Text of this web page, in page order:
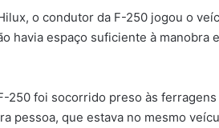
o condutor da F-250 jogou o
havia espaço suficiente à manobra
250 foi socorrido preso às
pessoa, que estava no mesmo
de